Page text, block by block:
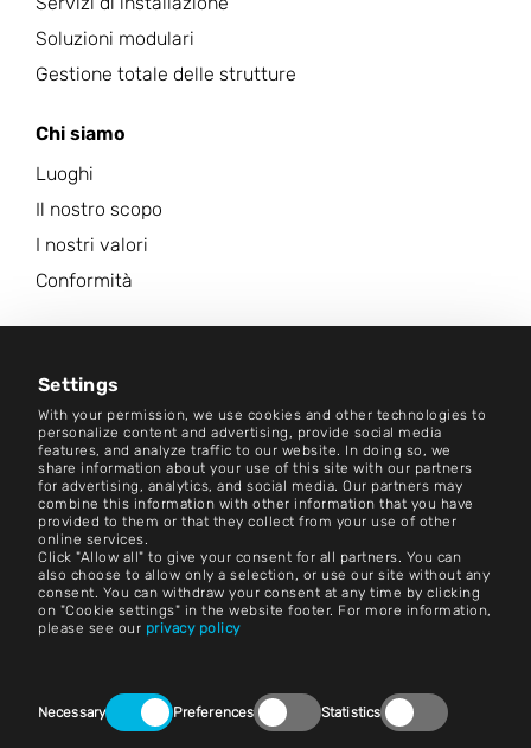
Settings
With your permission, we use cookies and other technologies to
personalize content and advertising, provide social media
features, and analyze traffic to our website. In doing so, we
share information about your use of this site with our partners
for advertising, analytics, and social media. Our partners may
combine this information with other information that you have
provided to them or that they collect from your use of other
online services.
Click "Allow all" to give your consent for all partners. You can
also choose to allow only a selection, or use our site without any
consent. You can withdraw your consent at any time by clicking
on "Cookie settings" in the website footer. For more information,
please see our privacy policy
Selection
Necessary Preferences Statistics
Soluzioni modulari
Gestione totale delle strutture
Chi siamo
Luoghi
Il nostro scopo
I nostri valori
Conformità
Centro Notizie
Contatto
Carriera
Termini e condizioni
Impronta
Avviso legale
Contatto